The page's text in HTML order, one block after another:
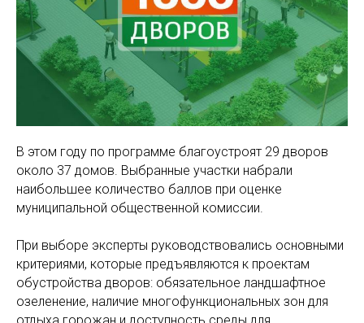
В этом году по программе благоустроят 29 дворов
около 37 домов. Выбранные участки набрали
наибольшее количество баллов при оценке
муниципальной общественной комиссии.
При выборе эксперты руководствовались основными
критериями, которые предъявляются к проектам
обустройства дворов: обязательное ландшафтное
озеленение, наличие многофункциональных зон для